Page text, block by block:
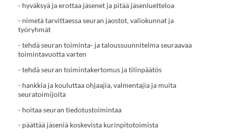
- hyväksyä ja erottaa jäsenet ja pitää jäsenluetteloa
- nimetä tarvittaessa seuran jaostot, valiokunnat ja
työryhmät
- tehdä seuran toiminta- ja taloussuunnitelma seuraavaa
toimintavuotta varten
- tehdä seuran toimintakertomus ja tilinpäätös
- hankkia ja kouluttaa ohjaajia, valmentajia ja muita
seuratoimijoita
- hoitaa seuran tiedotustoimintaa
- päättää jäseniä koskevista kurinpitotoimista